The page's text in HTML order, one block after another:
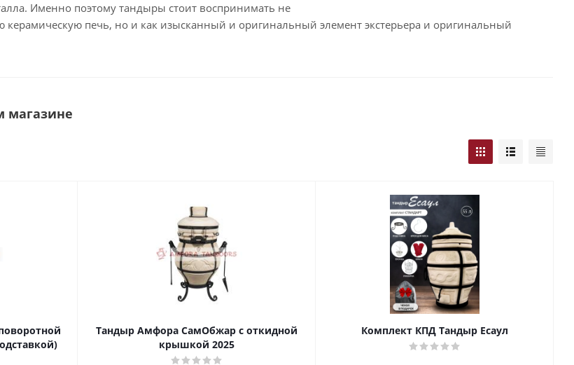
Именно поэтому тандыры стоит воспринимать не
керамическую печь, но и как изысканный и оригинальный элемент экстерьера и оригинальный
магазине
Тандыр Амфора СамОбжар с откидной
крышкой 2025
Комплект КПД Тандыр Есаул